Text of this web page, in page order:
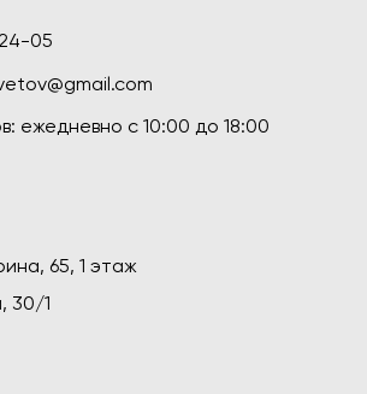
24-05
ежедневно c 10:00 до 18:00
65, 1 этаж
30/1